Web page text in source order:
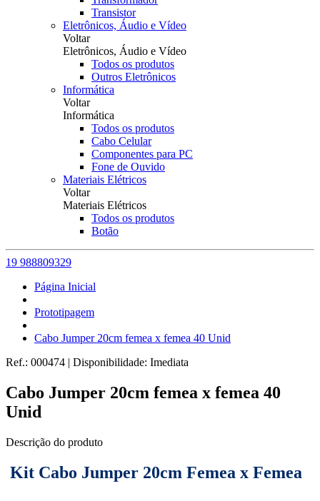
Transistor
Eletrônicos, Áudio e Vídeo
Voltar
Eletrônicos, Áudio e Vídeo
Todos os produtos
Outros Eletrônicos
Informática
Voltar
Informática
Todos os produtos
Cabo Celular
Componentes para PC
Fone de Ouvido
Materiais Elétricos
Voltar
Materiais Elétricos
Todos os produtos
Botão
19 988809329
Página Inicial
Prototipagem
Cabo Jumper 20cm femea x femea 40 Unid
Ref.: 000474 | Disponibilidade: Imediata
Cabo Jumper 20cm femea x femea 40
Unid
Descrição do produto
Kit Cabo Jumper 20cm Femea x Femea